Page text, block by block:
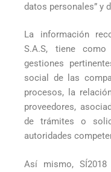
datos personales” y
La información
S.A.S, tiene
gestiones
social de las
procesos, la
proveedores,
de trámites o
autoridades
Así mismo,